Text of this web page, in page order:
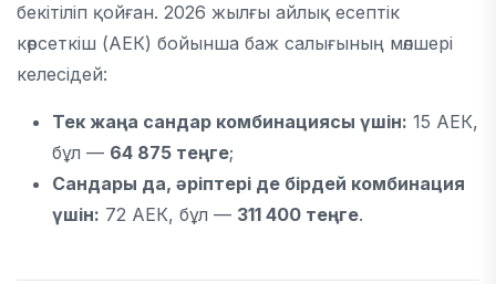
бекітіліп қойған. 2026 жылғы айлық есептік
көрсеткіш (АЕК) бойынша баж салығының мөлшері
келесідей:
Тек жаңа сандар комбинациясы үшін: 15 АЕК,
бұл — 64 875 теңге;
Сандары да, әріптері де бірдей комбинация
үшін: 72 АЕК, бұл — 311 400 теңге.